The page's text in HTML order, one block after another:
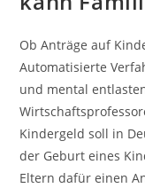
Ob Anträge auf
Automatisierte
und mental
Kindergeld soll in
der Geburt eines
Eltern dafür einen